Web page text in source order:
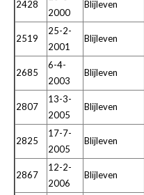
2428
2000
Blijleven
2519
25-2-
2001
Blijleven
2685
6-4-
2003
Blijleven
2807
13-3-
2005
Blijleven
2825
17-7-
2005
Blijleven
2867
12-2-
2006
Blijleven